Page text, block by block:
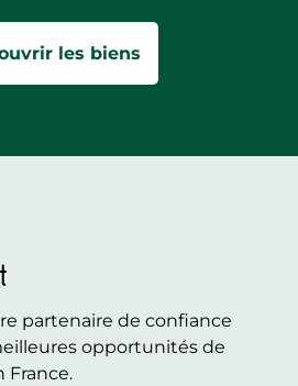
les biens
partenaire de confiance
opportunités de
France.